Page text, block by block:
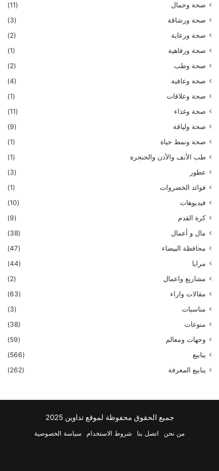
صحة وجمال
(11)
صحة ورشاقة
(3)
صحة ورعاية
(2)
صحة ورفاهية
(1)
صحة وطب
(2)
صحة وعافية
(4)
صحة وعلاقات
(1)
صحة وغذاء
(11)
صحة ولياقة
(9)
صحة ونمط حياة
(1)
طب الأنف والأذن والحنجرة
(1)
عطور
(3)
فوائد الخضروات
(1)
فيديوهات
(10)
كرة القدم
(9)
مال و أعمال
(38)
محافظة البيضاء
(47)
مرايا
(44)
مشاريع واعمال
(2)
مقالات واراء
(63)
مناسبات
(3)
منوعات
(38)
وجهات ومعالم
(59)
ينابيع
(566)
ينابيع المعرفة
(262)
جميع الحقوق محفوظة لموقع تداوين 2025
من نحن اتصل بنا شروط الاستخدام سياسة الخصوصية